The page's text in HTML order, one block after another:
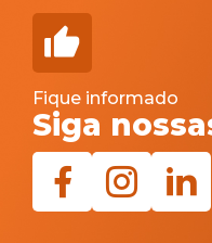
Fique informado
Siga